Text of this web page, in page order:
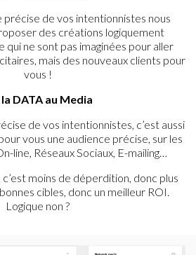
précise de vos intentionnistes nous
des créations logiquement
qui ne sont pas imaginées pour aller
mais des nouveaux clients pour
vous !
la DATA au Media
de vos intentionnistes, c’est aussi
vous une audience précise, sur les
line, Réseaux Sociaux, E-mailing…
moins de déperdition, donc plus
cibles, donc un meilleur ROI.
Logique non ?